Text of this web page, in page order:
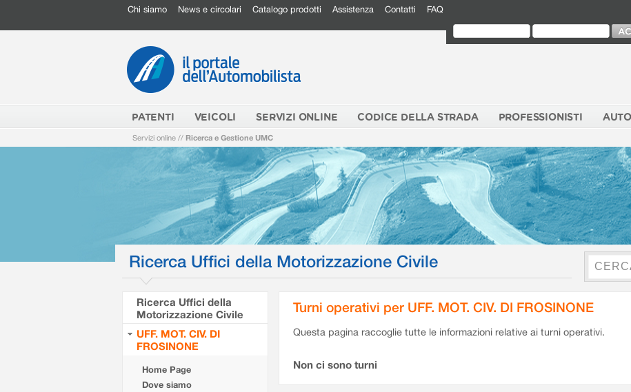
Chi siamo News e circolari Catalogo prodotti Assistenza Contatti FAQ
PATENTI VEICOLI SERVIZI ONLINE CODICE DELLA STRADA PROFESSIONISTI
Servizi online // Ricerca e Gestione UMC
Ricerca Uffici della Motorizzazione Civile
Ricerca Uffici della
Motorizzazione Civile
UFF. MOT. CIV. DI
FROSINONE
Home Page
Dove siamo
Turni operativi per UFF. MOT. CIV. DI FROSINONE
Questa pagina raccoglie tutte le informazioni relative ai turni operativi.
Non ci sono turni